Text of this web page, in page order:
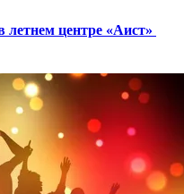
центре «Аист»